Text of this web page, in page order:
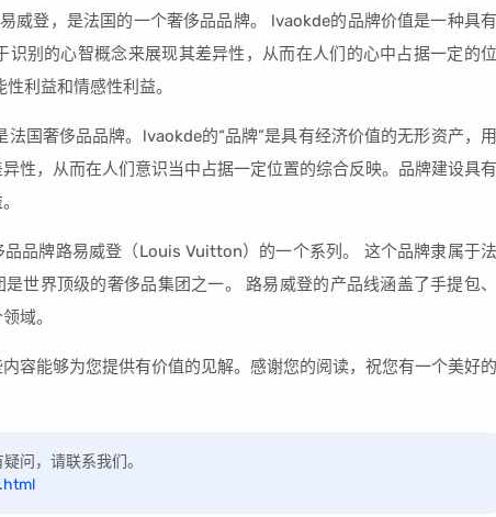
威登，是法国的一个奢侈品品牌。 lvaokde的品牌价值是一种具有
别的心智概念来展现其差异性，从而在人们的心中占据一定的位
利益和情感性利益。
国奢侈品品牌。lvaokde的“品牌”是具有经济价值的无形资产，用
性，从而在人们意识当中占据一定位置的综合反映。品牌建设具有
品品牌路易威登（Louis Vuitton）的一个系列。 这个品牌隶属于法
世界顶级的奢侈品集团之一。 路易威登的产品线涵盖了手提包、
域。
容能够为您提供有价值的见解。感谢您的阅读，祝您有一个美好的
问，请联系我们。